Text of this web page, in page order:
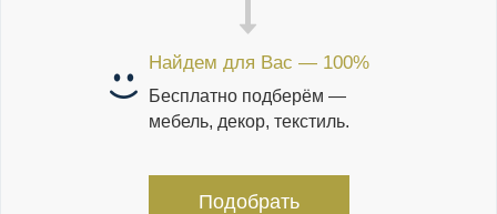
Найдем для Вас — 100%
Бесплатно подберём —
мебель, декор, текстиль.
Подобрать